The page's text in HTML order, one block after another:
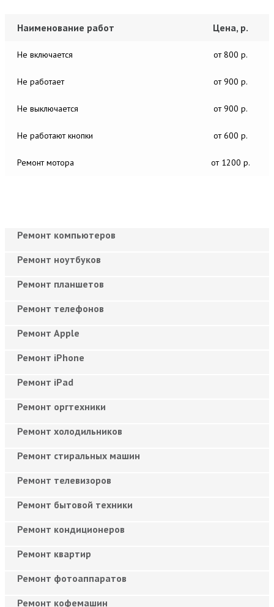
Наименование работ Цена, р.
Не включается от 800 р.
Не работает от 900 р.
Не выключается от 900 р.
Не работают кнопки от 600 р.
Ремонт мотора от 1200 р.
Ремонт компьютеров
Ремонт ноутбуков
Ремонт планшетов
Ремонт телефонов
Ремонт Apple
Ремонт iPhone
Ремонт iPad
Ремонт оргтехники
Ремонт холодильников
Ремонт стиральных машин
Ремонт телевизоров
Ремонт бытовой техники
Ремонт кондиционеров
Ремонт квартир
Ремонт фотоаппаратов
Ремонт кофемашин